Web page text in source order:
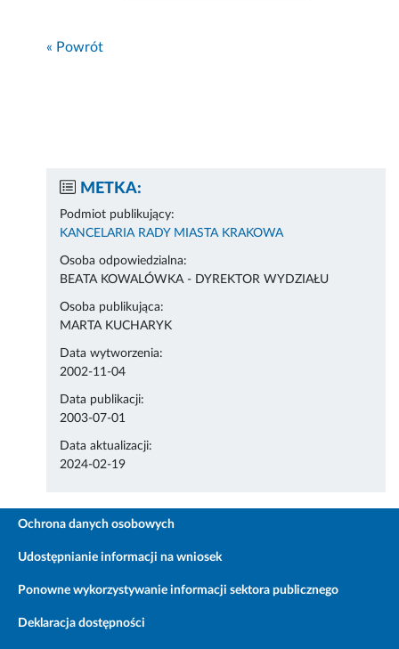
« Powrót
METKA:
Podmiot publikujący:
KANCELARIA RADY MIASTA KRAKOWA
Osoba odpowiedzialna:
BEATA KOWALÓWKA - DYREKTOR WYDZIAŁU
Osoba publikująca:
MARTA KUCHARYK
Data wytworzenia:
2002-11-04
Data publikacji:
2003-07-01
Data aktualizacji:
2024-02-19
Ochrona danych osobowych
Udostępnianie informacji na wniosek
Ponowne wykorzystywanie informacji sektora publicznego
Deklaracja dostępności